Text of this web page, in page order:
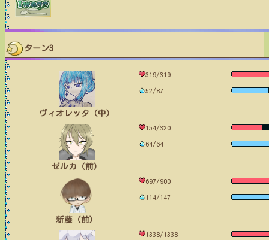
ターン3
ヴィオレッタ（中）
319/319
52/87
ゼルカ（前）
154/320
64/64
新藤（前）
697/900
114/147
1338/1338